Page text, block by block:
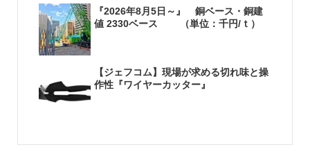
『2026年8月5日～』 銅ベース・銅建
値 2330ベース （単位：千円/ｔ）
【ジェフコム】現場が求める切れ味と操
作性『ワイヤーカッター』